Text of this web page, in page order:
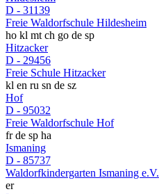
D - 31139
Freie Waldorfschule Hildesheim
ho kl mt ch go de sp
Hitzacker
D - 29456
Freie Schule Hitzacker
kl en ru sn de sz
Hof
D - 95032
Freie Waldorfschule Hof
fr de sp ha
Ismaning
D - 85737
Waldorfkindergarten Ismaning e.V.
er